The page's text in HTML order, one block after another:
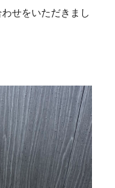
せをいただきまし